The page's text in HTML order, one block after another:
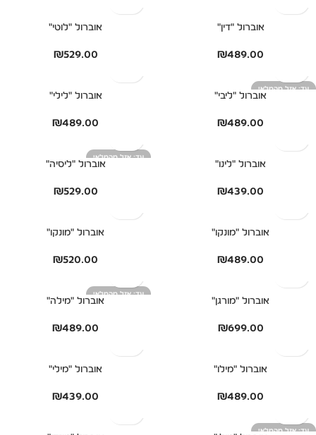
אוברול "דין"
₪489.00
אוברול "לוטי"
₪529.00
אזל מהמלאי
אוברול "ליבי"
₪489.00
אוברול "לילי"
₪489.00
אוברול "לינו"
₪439.00
אזל מהמלאי
אוברול "ליסיה"
₪529.00
אוברול "מונקו"
₪489.00
אוברול "מונקו"
₪520.00
אוברול "מורגן"
₪699.00
אזל מהמלאי
אוברול "מילה"
₪489.00
אוברול "מילו"
₪489.00
אוברול "מילי"
₪439.00
אזל מהמלאי